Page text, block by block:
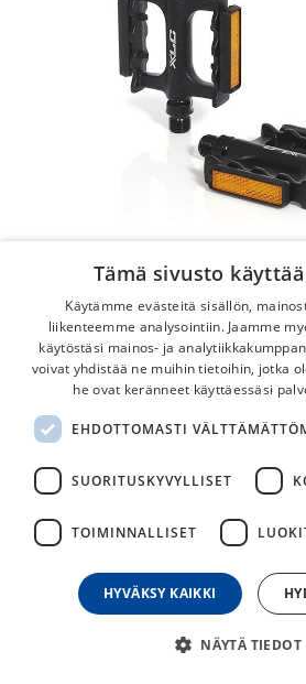
XLC PD-M11 Ultralight
Kevyet, alumiinirunkoiset XLC PD-
39,00
päivän alin hinta
Tämä sivusto
Käytämme evästeitä sisällön,
liikenteemme analysointiin. Jaamme
käytöstäsi mainos- ja
voivat yhdistää ne muihin tietoihin, jotka
he ovat keränneet käyttäessäsi
EHDOTTOMASTI
SUORITUSKYVYLLISET
TOIMINNALLISET
HYVÄKSY KAIKKI
NÄYTÄ TIEDOT